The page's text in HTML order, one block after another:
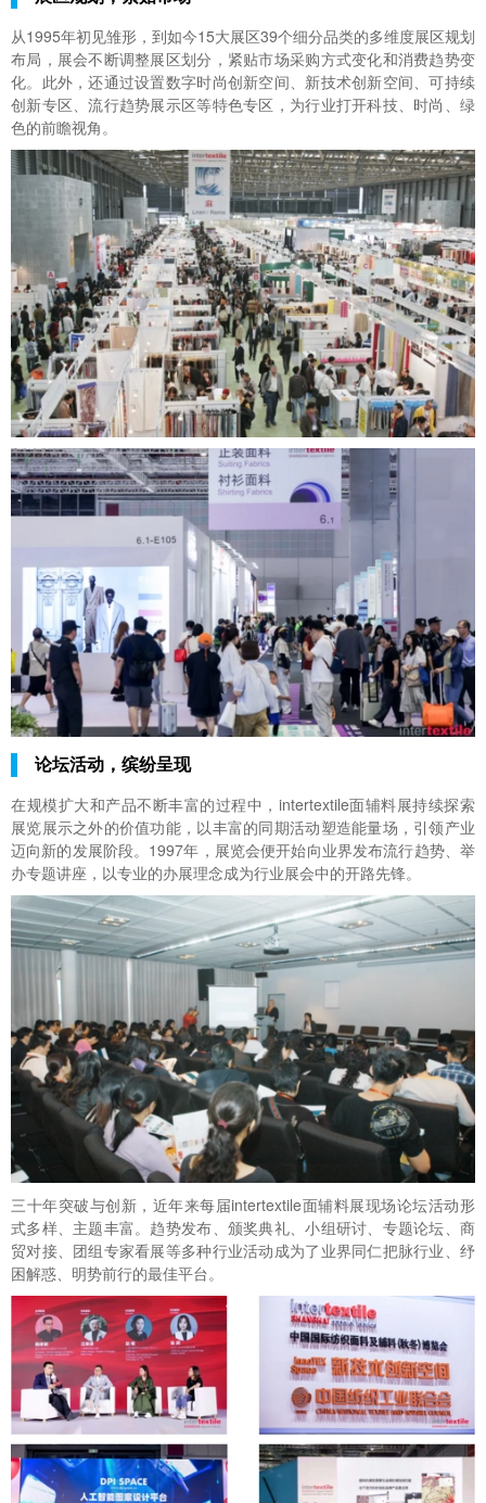
从1995年初见雏形，到如今15大展区39个细分品类的多维度展区规划
布局，展会不断调整展区划分，紧贴市场采购方式变化和消费趋势变
化。此外，还通过设置数字时尚创新空间、新技术创新空间、可持续
创新专区、流行趋势展示区等特色专区，为行业打开科技、时尚、绿
色的前瞻视角。
论坛活动，缤纷呈现
在规模扩大和产品不断丰富的过程中，intertextile面辅料展持续探索
展览展示之外的价值功能，以丰富的同期活动塑造能量场，引领产业
迈向新的发展阶段。1997年，展览会便开始向业界发布流行趋势、举
办专题讲座，以专业的办展理念成为行业展会中的开路先锋。
三十年突破与创新，近年来每届intertextile面辅料展现场论坛活动形
式多样、主题丰富。趋势发布、颁奖典礼、小组研讨、专题论坛、商
贸对接、团组专家看展等多种行业活动成为了业界同仁把脉行业、纾
困解惑、明势前行的最佳平台。